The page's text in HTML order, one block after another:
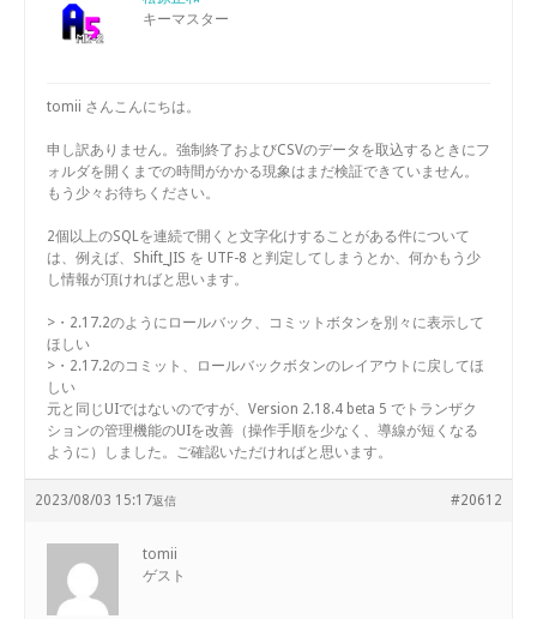
キーマスター
tomii さんこんにちは。
申し訳ありません。強制終了およびCSVのデータを取込するときにフ
ォルダを開くまでの時間がかかる現象はまだ検証できていません。
もう少々お待ちください。
2個以上のSQLを連続で開くと文字化けすることがある件について
は、例えば、Shift_JIS を UTF-8 と判定してしまうとか、何かもう少
し情報が頂ければと思います。
>・2.17.2のようにロールバック、コミットボタンを別々に表示して
ほしい
>・2.17.2のコミット、ロールバックボタンのレイアウトに戻してほ
しい
元と同じUIではないのですが、Version 2.18.4 beta 5 でトランザク
ションの管理機能のUIを改善（操作手順を少なく、導線が短くなる
ように）しました。ご確認いただければと思います。
2023/08/03 15:17 #20612
返信
tomii
ゲスト